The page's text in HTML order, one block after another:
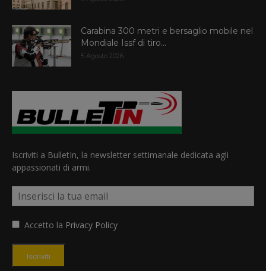
Carabina 300 metri e bersaglio mobile nel
Mondiale Issf di tiro...
5 Agosto 2026
Iscriviti a BulletIn, la newsletter settimanale dedicata agli
appassionati di armi.
Accetto la Privacy Policy
Iscriviti